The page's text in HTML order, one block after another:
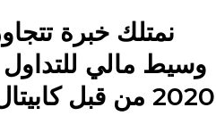
وسيط مالي
2020 من قبل